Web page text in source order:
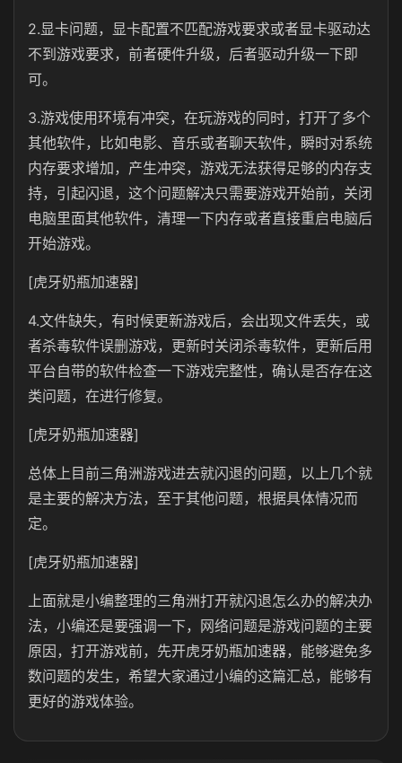
2.显卡问题，显卡配置不匹配游戏要求或者显卡驱动达
不到游戏要求，前者硬件升级，后者驱动升级一下即
可。
3.游戏使用环境有冲突，在玩游戏的同时，打开了多个
其他软件，比如电影、音乐或者聊天软件，瞬时对系统
内存要求增加，产生冲突，游戏无法获得足够的内存支
持，引起闪退，这个问题解决只需要游戏开始前，关闭
电脑里面其他软件，清理一下内存或者直接重启电脑后
开始游戏。
[虎牙奶瓶加速器]
4.文件缺失，有时候更新游戏后，会出现文件丢失，或
者杀毒软件误删游戏，更新时关闭杀毒软件，更新后用
平台自带的软件检查一下游戏完整性，确认是否存在这
类问题，在进行修复。
[虎牙奶瓶加速器]
总体上目前三角洲游戏进去就闪退的问题，以上几个就
是主要的解决方法，至于其他问题，根据具体情况而
定。
[虎牙奶瓶加速器]
上面就是小编整理的三角洲打开就闪退怎么办的解决办
法，小编还是要强调一下，网络问题是游戏问题的主要
原因，打开游戏前，先开虎牙奶瓶加速器，能够避免多
数问题的发生，希望大家通过小编的这篇汇总，能够有
更好的游戏体验。